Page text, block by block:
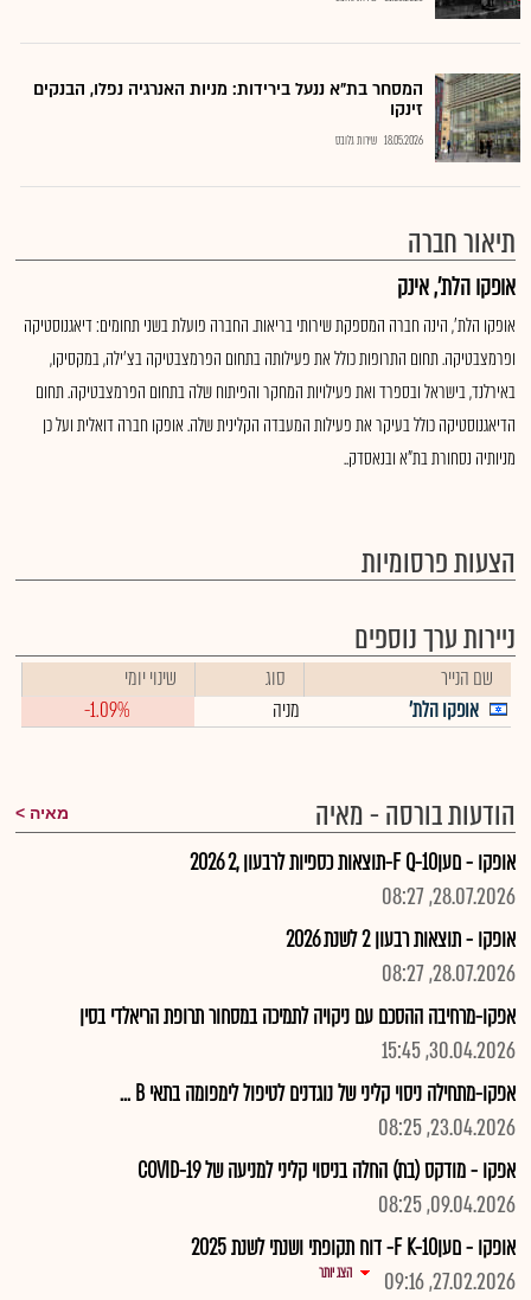
המסחר בת"א ננעל בירידות: מניות האנרגיה נפלו, הבנקים
זינקו
18.05.2026 שירות גלובס
תיאור חברה
אופקו הלת', אינק
אופקו הלת', הינה חברה המספקת שירותי בריאות. החברה פועלת בשני תחומים: דיאגנוסטיקה
ופרמצבטיקה. תחום התרופות כולל את פעילותה בתחום הפרמצבטיקה בצ'ילה, במקסיקו,
באירלנד, בישראל ובספרד ואת פעילויות המחקר והפיתוח שלה בתחום הפרמצבטיקה. תחום
הדיאגנוסטיקה כולל בעיקר את פעילות המעבדה הקלינית שלה. אופקו חברה דואלית ועל כן
מניותיה נסחורת בת"א ובנאסדק..
הצעות פרסומיות
ניירות ערך נוספים
שם הנייר סוג
שינוי יומי
אופקו הלת'
מניה -1.09%
הודעות בורסה - מאיה מאיה
אופקו - םעןF Q-10-תוצאות כספיות לרבעון ,2 2026
28.07.2026, 08:27
אופקו - תוצאות רבעון 2 לשנת 2026
28.07.2026, 08:27
אפקו-מרחיבה ההסכם עם ניקויה לתמיכה במסחור תרופת הריאלדי בסין
30.04.2026, 15:45
אפקו-מתחילה ניסוי קליני של נוגדנים לטיפול לימפומה בתאי B ...
23.04.2026, 08:25
אפקו - מודקס (בת) החלה בניסוי קליני למניעה של 19-COVID
09.04.2026, 08:25
אופקו - םעןF K-10- דוח תקופתי ושנתי לשנת 2025
27.02.2026, 09:16
הצג יותר